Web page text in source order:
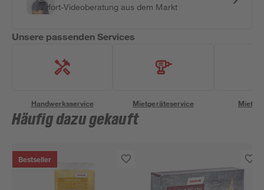
Sofort-Videoberatung aus dem Markt
Unsere passenden Services
Handwerksservice Mietgeräteservice
Häufig dazu gekauft
Bestseller